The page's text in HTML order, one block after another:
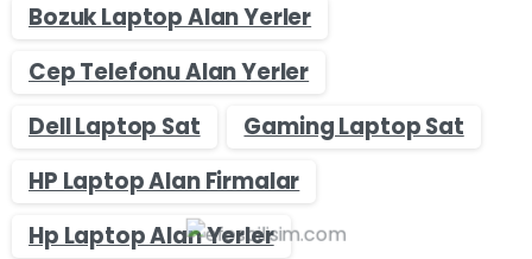
Bozuk Laptop Alan Yerler
Cep Telefonu Alan Yerler
Dell Laptop Sat
Gaming Laptop Sat
HP Laptop Alan Firmalar
Hp Laptop Alan Yerler